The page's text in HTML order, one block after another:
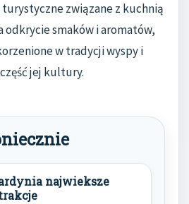
związane z kuchnią
odkrycie smaków i aromatów,
w tradycji wyspy i
jej kultury.
najwieksze